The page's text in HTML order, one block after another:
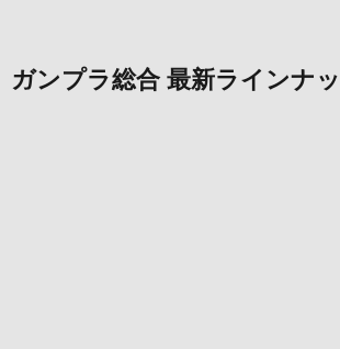
ガンプラ総合 最新ラインナ